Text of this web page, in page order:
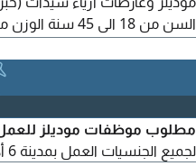
التصوير بالوجه وبدون وجه جميع
لجميع الجنسيات العمل بمدينة 6 أكتوبر للعمل في الجيزة للتواصل